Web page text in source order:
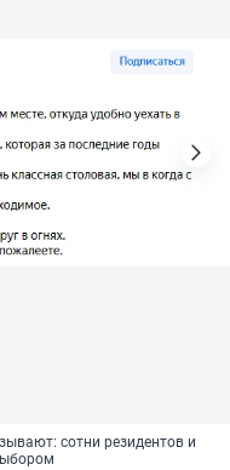
сотни резидентов и